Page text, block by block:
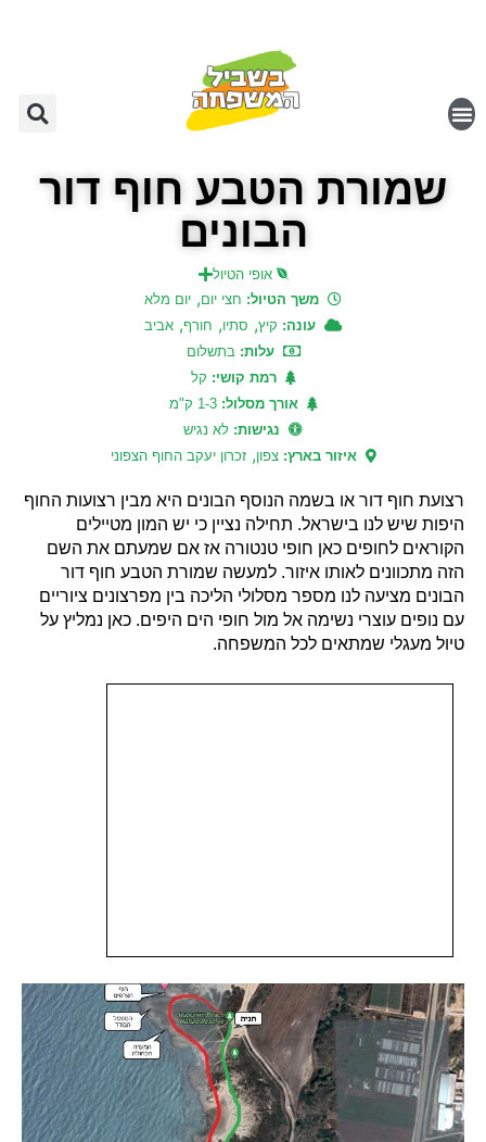
שמורת הטבע חוף דור
הבונים
אופי הטיול
משך הטיול: חצי יום, יום מלא
עונה: קיץ, סתיו, חורף, אביב
עלות:בתשלום
רמת קושי: קל
אורך מסלול:1-3 ק"מ
נגישות: לא נגיש
איזור בארץ:צפון, זכרון יעקב החוף הצפוני
רצועת חוף דור או בשמה הנוסף הבונים היא מבין רצועות החוף
היפות שיש לנו בישראל. תחילה נציין כי יש המון מטיילים
הקוראים לחופים כאן חופי טנטורה אז אם שמעתם את השם
הזה מתכוונים לאותו איזור. למעשה שמורת הטבע חוף דור
הבונים מציעה לנו מספר מסלולי הליכה בין מפרצונים ציוריים
עם נופים עוצרי נשימה אל מול חופי הים היפים. כאן נמליץ על
טיול מעגלי שמתאים לכל המשפחה.